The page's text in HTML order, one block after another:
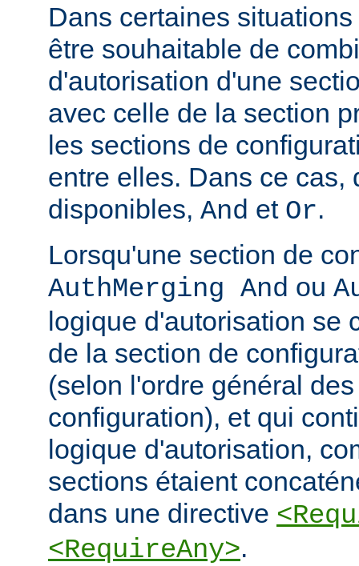
Dans certaines
être souhaitable de
d'autorisation d'une
avec celle de la section
les sections de
entre elles. Dans ce cas,
disponibles, And et Or.
Lorsqu'une section de
AuthMerging And ou
logique d'autorisation se
de la section de
(selon l'ordre général
configuration), et qui
logique d'autorisation,
sections étaient
dans une directive
<RequireAny>.